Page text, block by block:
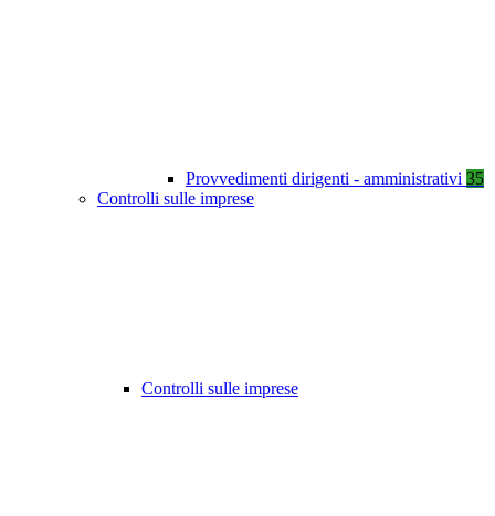
Provvedimenti dirigenti - amministrativi 35
Controlli sulle imprese
Controlli sulle imprese